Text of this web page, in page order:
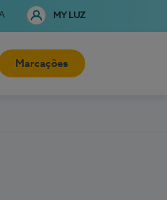
MY LUZ
Marcações